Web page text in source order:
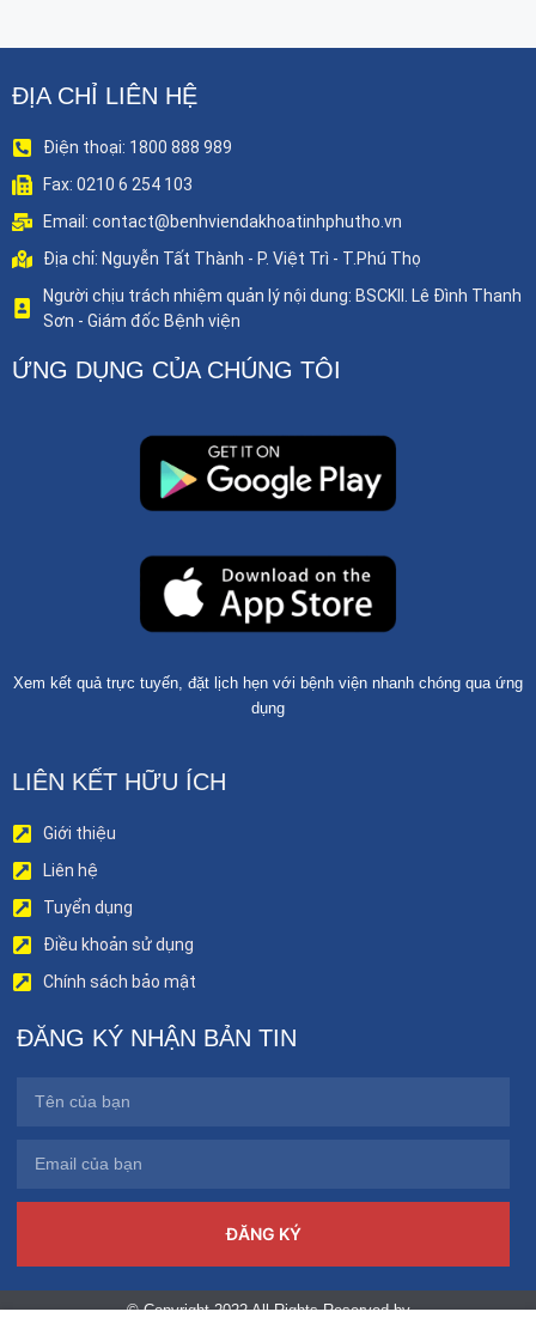
ĐỊA CHỈ LIÊN HỆ
Điện thoại: 1800 888 989
Fax: 0210 6 254 103
Email: contact@benhviendakhoatinhphutho.vn
Địa chỉ: Nguyễn Tất Thành - P. Việt Trì - T.Phú Thọ
Người chịu trách nhiệm quản lý nội dung: BSCKII. Lê Đình Thanh
Sơn - Giám đốc Bệnh viện
ỨNG DỤNG CỦA CHÚNG TÔI
Xem kết quả trực tuyến, đặt lịch hẹn với bệnh viện nhanh chóng qua ứng
dụng
LIÊN KẾT HỮU ÍCH
Giới thiệu
Liên hệ
Tuyển dụng
Điều khoản sử dụng
Chính sách bảo mật
ĐĂNG KÝ NHẬN BẢN TIN
ĐĂNG KÝ
© Copyright 2022 All Rights Reserved by